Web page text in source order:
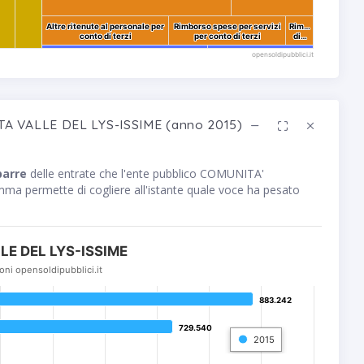
Altre ritenute al personale per
conto di terzi
Altre ritenute al personale per
conto di terzi
Rimborso spese per servizi
per conto di terzi
Rimborso spese per servizi
per conto di terzi
Rim…
di…
Rim…
di…
opensoldipubblici.it
VALLE DEL LYS-ISSIME (anno 2015)
delle entrate che l'ente pubblico COMUNITA'
permette di cogliere all'istante quale voce ha pesato
DEL LYS-ISSIME
opensoldipubblici.it
883.242
883.242
729.540
729.540
2015